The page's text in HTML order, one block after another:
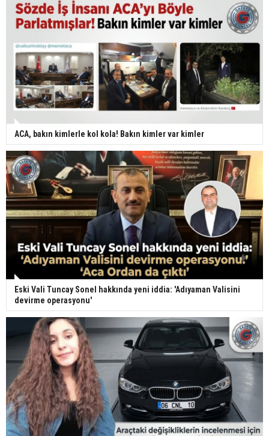
ACA, bakın kimlerle kol kola! Bakın kimler var kimler
Eski Vali Tuncay Sonel hakkında yeni iddia: 'Adıyaman Valisini
devirme operasyonu'